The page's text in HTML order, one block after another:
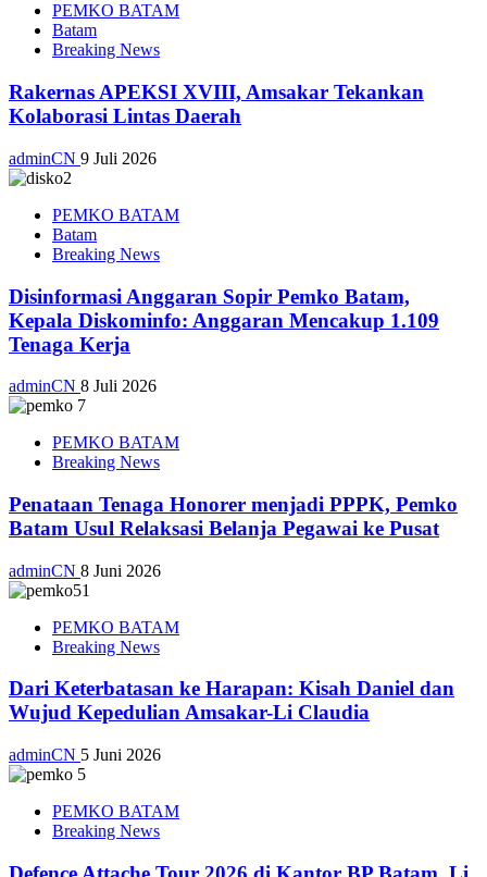
PEMKO BATAM
Batam
Breaking News
Rakernas APEKSI XVIII, Amsakar Tekankan
Kolaborasi Lintas Daerah
adminCN 9 Juli 2026
PEMKO BATAM
Batam
Breaking News
Disinformasi Anggaran Sopir Pemko Batam,
Kepala Diskominfo: Anggaran Mencakup 1.109
Tenaga Kerja
adminCN 8 Juli 2026
PEMKO BATAM
Breaking News
Penataan Tenaga Honorer menjadi PPPK, Pemko
Batam Usul Relaksasi Belanja Pegawai ke Pusat
adminCN 8 Juni 2026
PEMKO BATAM
Breaking News
Dari Keterbatasan ke Harapan: Kisah Daniel dan
Wujud Kepedulian Amsakar-Li Claudia
adminCN 5 Juni 2026
PEMKO BATAM
Breaking News